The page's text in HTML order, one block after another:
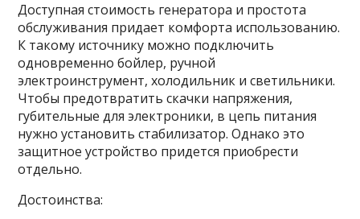
Доступная стоимость генератора и простота
обслуживания придает комфорта использованию.
К такому источнику можно подключить
одновременно бойлер, ручной
электроинструмент, холодильник и светильники.
Чтобы предотвратить скачки напряжения,
губительные для электроники, в цепь питания
нужно установить стабилизатор. Однако это
защитное устройство придется приобрести
отдельно.
Достоинства: